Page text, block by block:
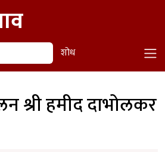
शोध
श्री हमीद दाभोलकर